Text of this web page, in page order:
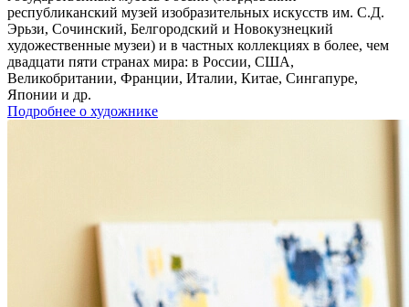
республиканский музей изобразительных искусств им. С.Д.
Эрьзи, Сочинский, Белгородский и Новокузнецкий
художественные музеи) и в частных коллекциях в более, чем
двадцати пяти странах мира: в России, США,
Великобритании, Франции, Италии, Китае, Сингапуре,
Японии и др.
Подробнее о художнике